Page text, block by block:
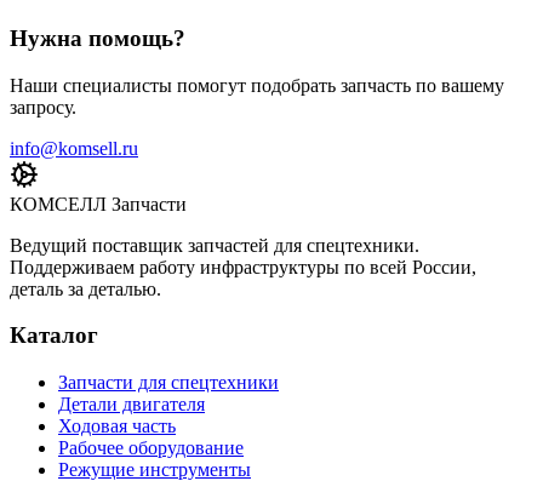
Нужна помощь?
Наши специалисты помогут подобрать запчасть по вашему
запросу.
info@komsell.ru
КОМСЕЛЛ Запчасти
Ведущий поставщик запчастей для спецтехники.
Поддерживаем работу инфраструктуры по всей России,
деталь за деталью.
Каталог
Запчасти для спецтехники
Детали двигателя
Ходовая часть
Рабочее оборудование
Режущие инструменты